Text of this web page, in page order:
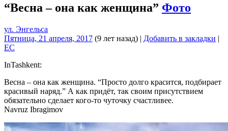
“Весна – она как женщина” Фото
ул. Энгельса
Пятница, 21 апреля, 2017 (9 лет назад) | Добавить в закладки |
EC
InTashkent:
Весна – она как женщина. “Просто долго красится, подбирает
красивый наряд.” А как придёт, так своим присутствием
обязательно сделает кого-то чуточку счастливее.
Navruz Ibragimov